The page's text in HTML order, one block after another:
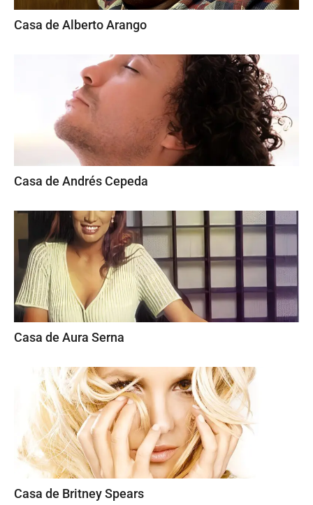
Casa de Alberto Arango
Casa de Andrés Cepeda
Casa de Aura Serna
Casa de Britney Spears